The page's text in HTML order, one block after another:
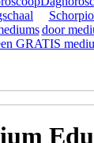
GRATIS